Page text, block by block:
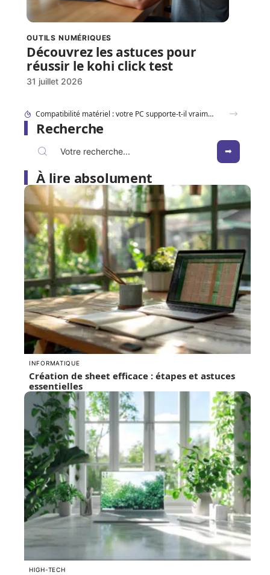
OUTILS NUMÉRIQUES
Découvrez les astuces pour
réussir le kohi click test
31 juillet 2026
Recherche
À lire absolument
INFORMATIQUE
Création de sheet efficace : étapes et astuces
essentielles
HIGH-TECH